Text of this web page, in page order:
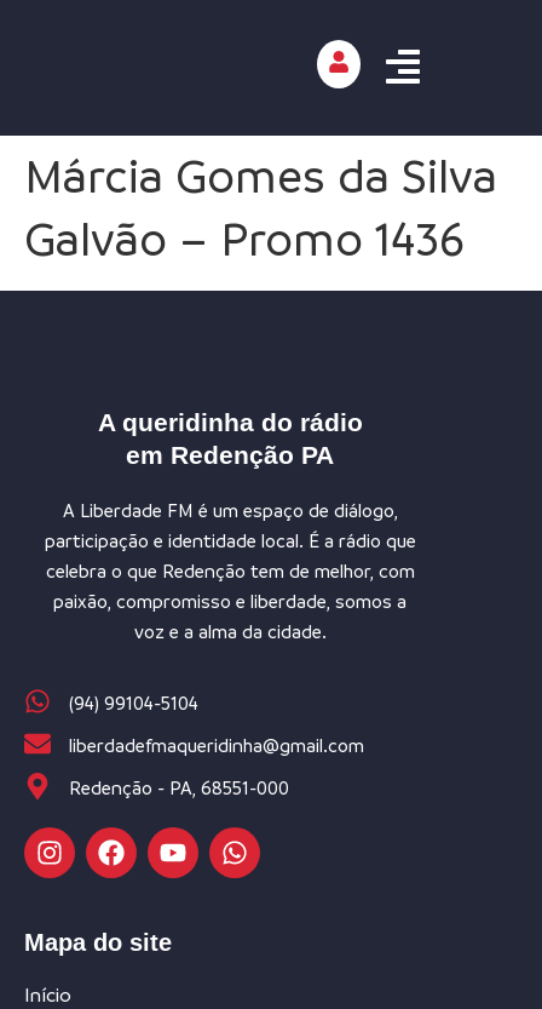
Márcia Gomes da Silva
Galvão – Promo 1436
A queridinha do rádio
em Redenção PA
A Liberdade FM é um espaço de diálogo,
participação e identidade local. É a rádio que
celebra o que Redenção tem de melhor, com
paixão, compromisso e liberdade, somos a
voz e a alma da cidade.
(94) 99104-5104
liberdadefmaqueridinha@gmail.com
Redenção - PA, 68551-000
Mapa do site
Início